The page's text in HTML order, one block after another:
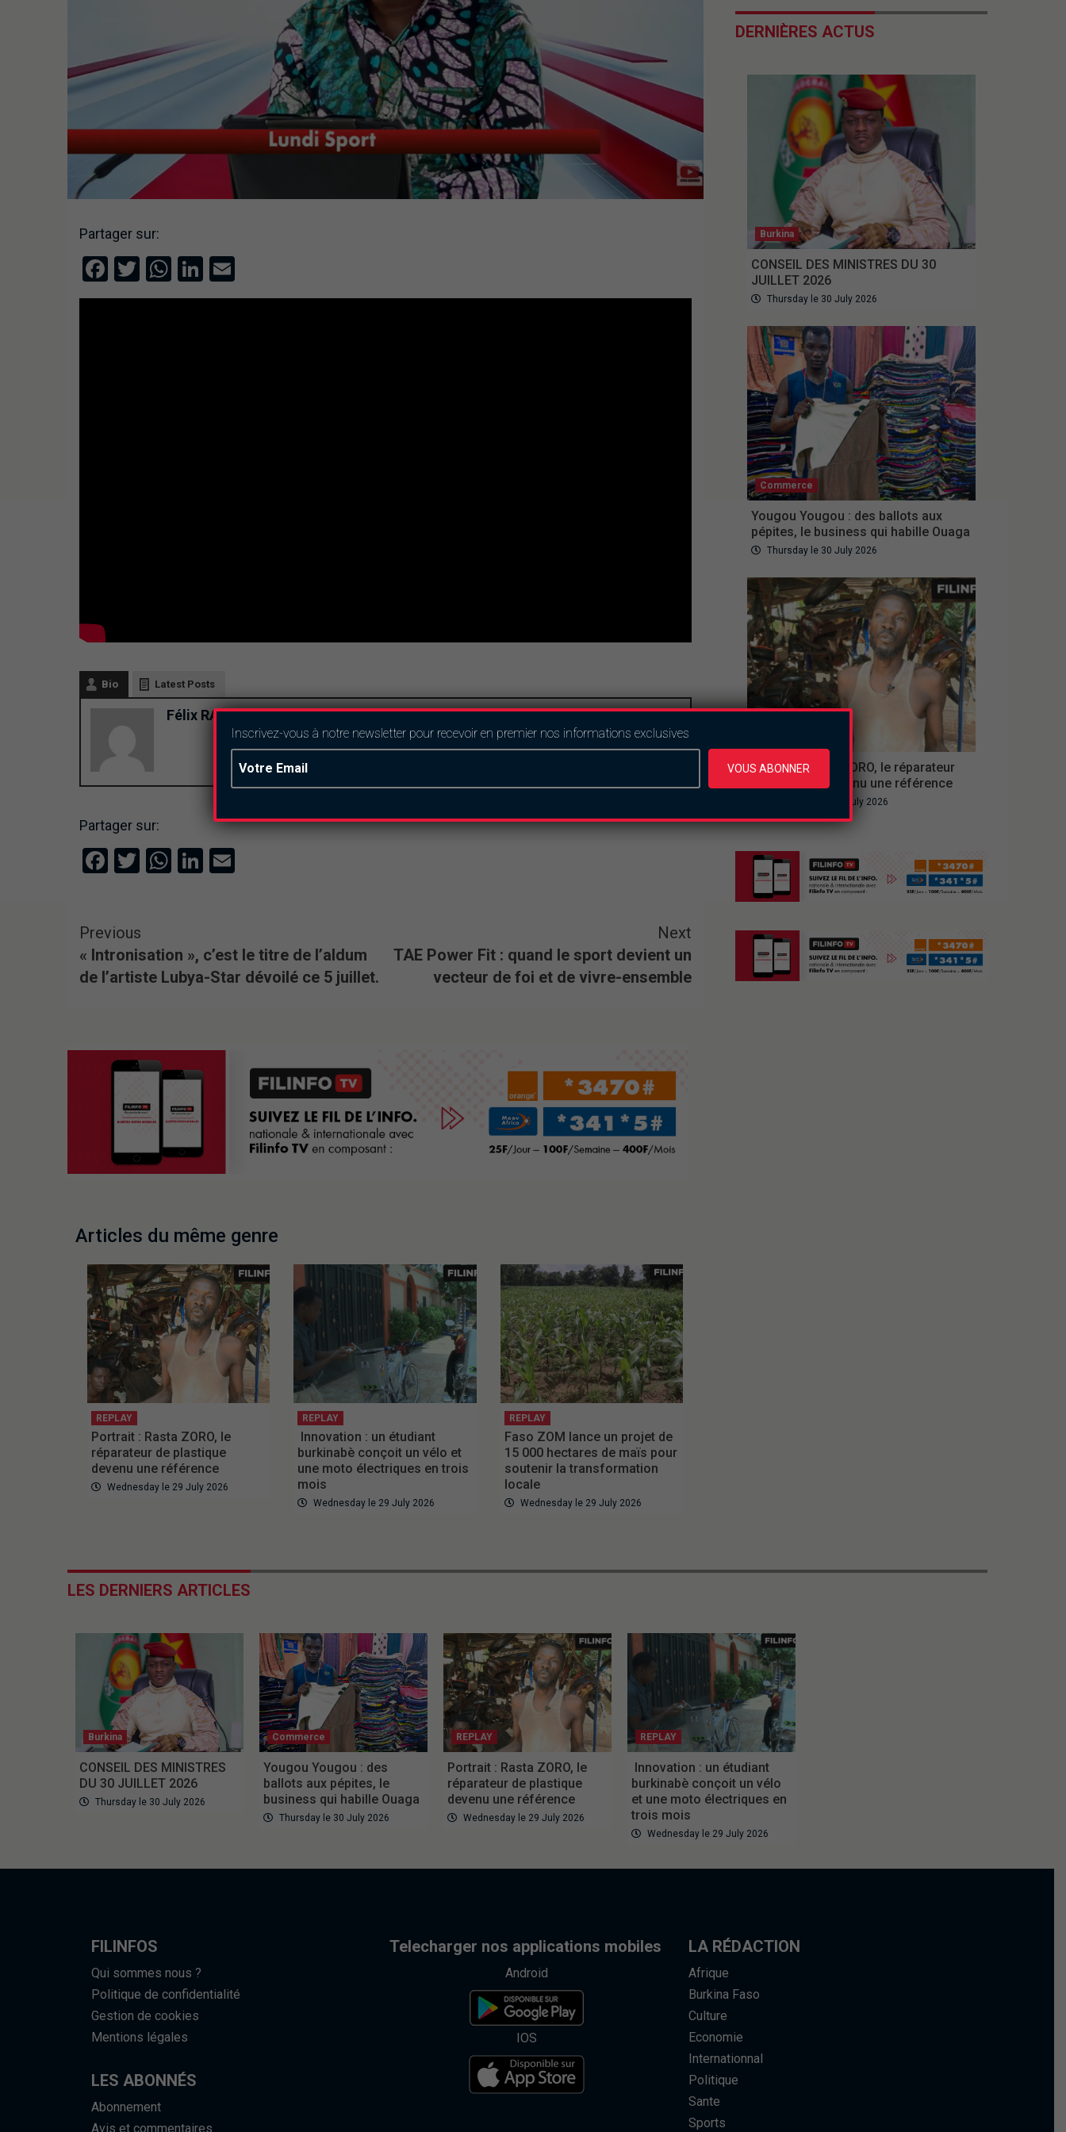
Partager sur:
Facebook
Twitter
WhatsApp
LinkedIn
Email
Bio Latest Posts
Félix RAMDE
Partager sur:
Facebook
Twitter
WhatsApp
LinkedIn
Email
Previous
« Intronisation », c’est le titre de l’aldum
de l’artiste Lubya-Star dévoilé ce 5 juillet.
Next
TAE Power Fit : quand le sport devient un
vecteur de foi et de vivre-ensemble
Articles du même genre
REPLAY
Portrait : Rasta ZORO, le
réparateur de plastique
devenu une référence
Wednesday le 29 July 2026
REPLAY
Innovation : un étudiant
burkinabè conçoit un vélo et
une moto électriques en trois
mois
Wednesday le 29 July 2026
REPLAY
Faso ZOM lance un projet de
15 000 hectares de maïs pour
soutenir la transformation
locale
Wednesday le 29 July 2026
DERNIÈRES ACTUS
Burkina
CONSEIL DES MINISTRES DU 30
JUILLET 2026
Thursday le 30 July 2026
Commerce
Yougou Yougou : des ballots aux
pépites, le business qui habille Ouaga
Thursday le 30 July 2026
Portrait : Rasta ZORO, le réparateur
de plastique devenu une référence
Wednesday le 29 July 2026
LES DERNIERS ARTICLES
Burkina
CONSEIL DES MINISTRES
DU 30 JUILLET 2026
Thursday le 30 July 2026
Commerce
Yougou Yougou : des
ballots aux pépites, le
business qui habille Ouaga
Thursday le 30 July 2026
REPLAY
Portrait : Rasta ZORO, le
réparateur de plastique
devenu une référence
Wednesday le 29 July 2026
REPLAY
Innovation : un étudiant
burkinabè conçoit un vélo
et une moto électriques en
trois mois
Wednesday le 29 July 2026
FILINFOS
Qui sommes nous ?
Politique de confidentialité
Gestion de cookies
Mentions légales
LES ABONNÉS
Abonnement
Avis et commentaires
Telecharger nos applications mobiles
Android
IOS
LA RÉDACTION
Afrique
Burkina Faso
Culture
Economie
Internationnal
Politique
Sante
Sports
Inscrivez-vous à notre newsletter pour recevoir en premier nos informations exclusives
VOUS ABONNER